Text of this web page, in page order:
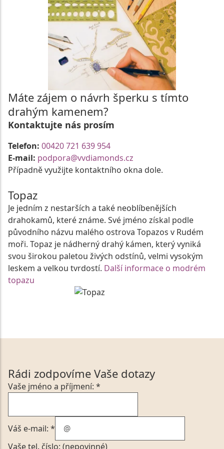
Máte zájem o návrh šperku s tímto
drahým kamenem?
Kontaktujte nás prosím
Telefon: 00420 721 639 954
E-mail: podpora@vvdiamonds.cz
Případně využijte kontaktního okna dole.
Topaz
Je jedním z nestarších a také neoblíbenějších
drahokamů, které známe. Své jméno získal podle
původního názvu malého ostrova Topazos v Rudém
moři. Topaz je nádherný drahý kámen, který vyniká
svou širokou paletou živých odstínů, velmi vysokým
leskem a velkou tvrdostí. Další informace o modrém
topazu
Rádi zodpovíme Vaše dotazy
Vaše jméno a příjmení: *
Váš e-mail: *
Vaše tel. číslo: (nepovinné)